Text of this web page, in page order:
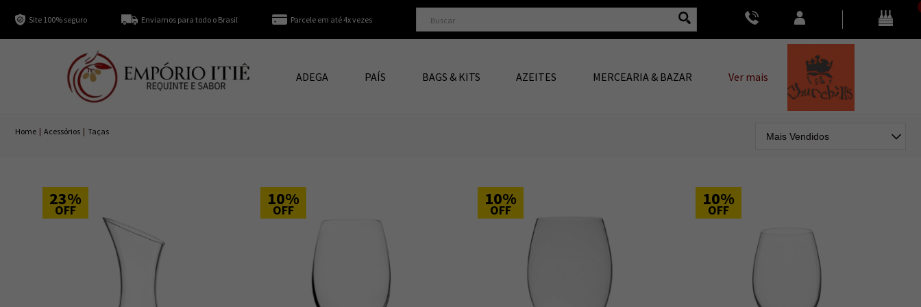
Site 100% seguro Enviamos para todo o Brasil Parcele em até 4x vezes
ADEGA PAÍS BAGS & KITS AZEITES MERCEARIA & BAZAR Ver mais
Home | Acessórios | Taças
23%
OFF
10%
OFF
10%
OFF
10%
OFF